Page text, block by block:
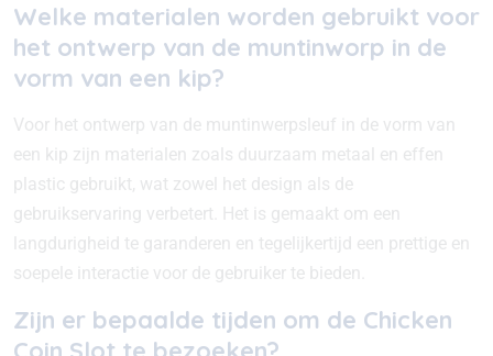
Welke materialen worden gebruikt voor
het ontwerp van de muntinworp in de
vorm van een kip?
Voor het ontwerp van de muntinwerpsleuf in de vorm van
een kip zijn materialen zoals duurzaam metaal en effen
plastic gebruikt, wat zowel het design als de
gebruikservaring verbetert. Het is gemaakt om een
langdurigheid te garanderen en tegelijkertijd een prettige en
soepele interactie voor de gebruiker te bieden.
Zijn er bepaalde tijden om de Chicken